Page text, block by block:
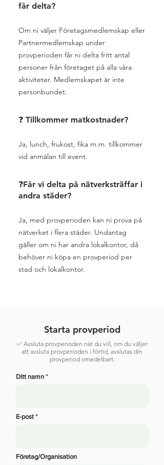
får delta?
Om ni väljer Företagsmedlemskap eller
Partnermedlemskap under
provperioden får ni delta fritt antal
personer från företaget på alla våra
aktiviteter. Medlemskapet är inte
personbundet.
❓ Tillkommer matkostnader?
Ja, lunch, frukost, fika m.m. tillkommer
vid anmälan till event.
❓Får vi delta på nätverksträffar i
andra städer?
Ja, med provperioden kan ni prova på
nätverket i flera städer. Undantag
gäller om ni har andra lokalkontor, då
behöver ni köpa en provperiod per
stad och lokalkontor.
Starta provperiod
✅ Avsluta provperioden när du vill, om du väljer
att avsluta provperioden i förtid, avslutas din
provperiod omedelbart.
Ditt namn
E-post
Företag/Organisation